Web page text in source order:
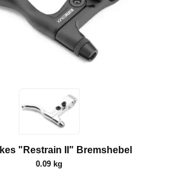
"Restrain II" Bremshebel
0.09 kg